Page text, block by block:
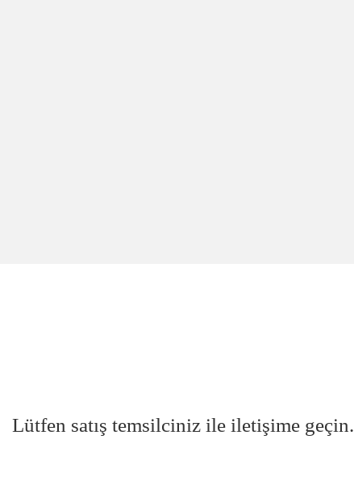
Lütfen satış temsilciniz ile iletişime geçin.